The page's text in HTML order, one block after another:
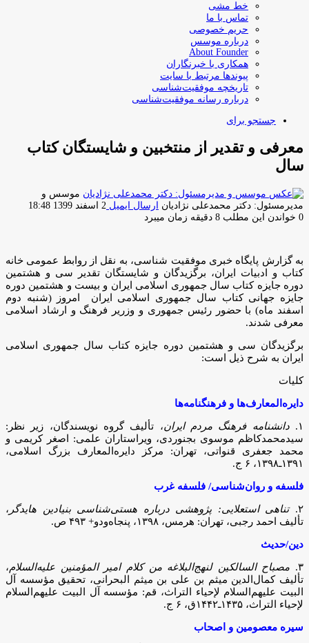
خط مشی
تماس با ما
حریم خصوصی
درباره موسس
About Founder
همکاری با خبرنگاران
پیوندها مرتبط با سایت
تاریخچه موفقیت‌شناسی
درباره رسانه موفقیت‌شناسی
جستجو برای
معرفی و تقدیر از منتخبین و شایستگان کتاب
سال
موسس و
مدیرمسئول: دکتر محمدعلی نژادیان ارسال ایمیل 2 اسفند 1399 18:48
0 خواندن این مطلب 8 دقیقه زمان میبرد
به گزارش پایگاه خبری موفقیت شناسی، به نقل از روابط عمومی خانه
کتاب و ادبیات ایران، برگزیدگان و شایستگان تقدیر سی و هشتمین
دوره جایزه کتاب سال جمهوری اسلامی ایران و بیست و هشتمین دوره
جایزه جهانی کتاب سال جمهوری اسلامی ایران امروز (شنبه دوم
اسفند ماه) با حضور رئیس جمهوری و وزریر فرهنگ و ارشاد اسلامی
معرفی شدند.
برگزیدگان سی و هشتمین دوره جایزه کتاب سال جمهوری اسلامی
ایران به شرح ذیل است:
کلیات
دایره‌المعارف‌ها و فرهنگنامه‌ها
۱. دانشنامه فرهنگ مردم ایران، تألیف گروه نویسندگان، زیر نظر:
سیدمحمدکاظم موسوی بجنوردی، ویراستاران علمی: اصغر کریمی و
محمد جعفری قنواتی، تهران: مرکز دایره‌المعارف بزرگ اسلامی،
۱۳۹۱ـ۱۳۹۸، ۶ ج.
فلسفه و روان‌شناسی/ فلسفه غرب
۲. تناهی استعلایی: پژوهشی درباره هستی‌شناسی بنیادین هایدگر ،
تألیف احمد رجبی، تهران: هرمس، ۱۳۹۸، پنجاه‌ودو+ ۴۹۳ ص.
دین/حدیث
۳. مصباح السالکین لنهج‌البلاغه من کلام امیر المؤمنین علیه‌السلام،
تألیف کمال‌الدین میثم بن علی بن میثم البحرانی، تحقیق مؤسسه آل
البیت علیهم‌السلام لإحیاء التراث، قم: مؤسسه آل البیت علیهم‌السلام
لإحیاء التراث، ۱۴۳۵ـ۱۴۴۲ق، ۶ ج.
سیره معصومین و اصحاب